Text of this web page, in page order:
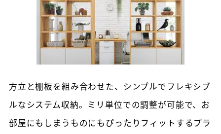
方立と棚板を組み合わせた、シンプルでフレキシブ
ルなシステム収納。ミリ単位での調整が可能で、お
部屋にもしまうものにもぴったりフィットするプラ